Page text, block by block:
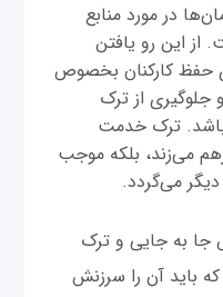
در مورد منابع
از این رو یافتن
حفظ کارکنان بخصوص
جلوگیری از ترک
ترک خدمت
می‌زند، بلکه موجب
دیگر می‌گردد.
جا به جایی و ترک
باید آن را سرزنش